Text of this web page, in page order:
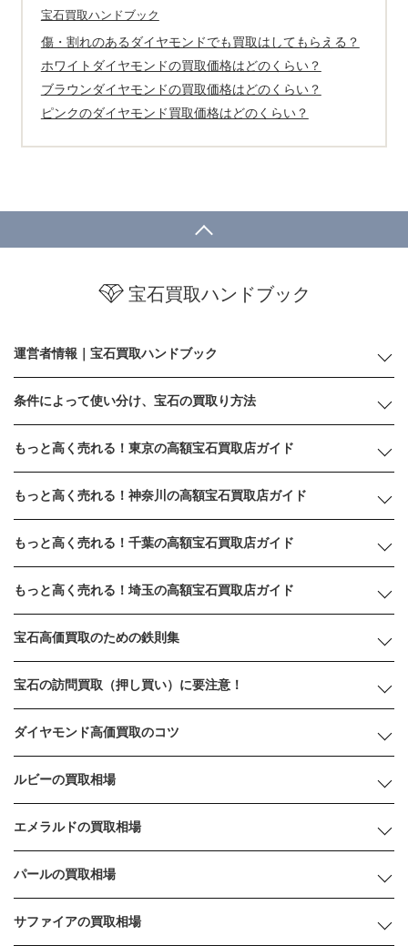
宝石買取ハンドブック
傷・割れのあるダイヤモンドでも買取はしてもらえる？
ホワイトダイヤモンドの買取価格はどのくらい？
ブラウンダイヤモンドの買取価格はどのくらい？
ピンクのダイヤモンド買取価格はどのくらい？
宝石買取ハンドブック
運営者情報｜宝石買取ハンドブック
条件によって使い分け、宝石の買取り方法
もっと高く売れる！東京の高額宝石買取店ガイド
もっと高く売れる！神奈川の高額宝石買取店ガイド
もっと高く売れる！千葉の高額宝石買取店ガイド
もっと高く売れる！埼玉の高額宝石買取店ガイド
宝石高価買取のための鉄則集
宝石の訪問買取（押し買い）に要注意！
ダイヤモンド高価買取のコツ
ルビーの買取相場
エメラルドの買取相場
パールの買取相場
サファイアの買取相場